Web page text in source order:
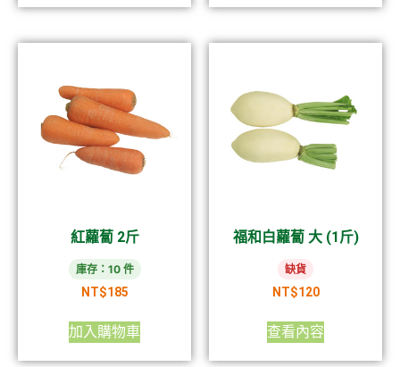
紅蘿蔔 2斤
庫存：10 件
NT$185
加入購物車
福和白蘿蔔 大 (1斤)
缺貨
NT$120
查看內容